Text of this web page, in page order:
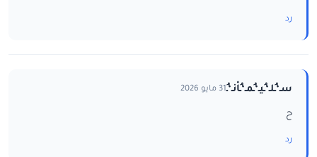
رد
سـ‘ـُلـ‘ـُيـ‘ـُمـ‘ـُاْنـ‘ـُ31 مايو 2026
ح
رد